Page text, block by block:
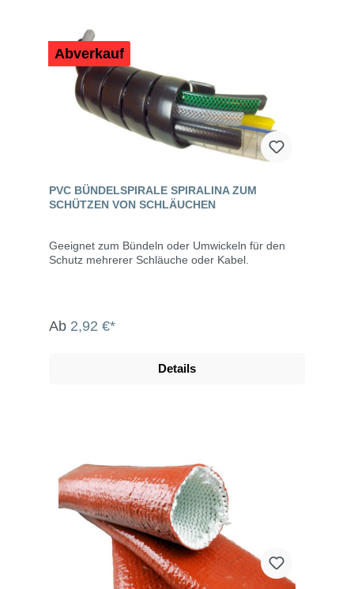
Abverkauf
PVC BÜNDELSPIRALE SPIRALINA ZUM
SCHÜTZEN VON SCHLÄUCHEN
Geeignet zum Bündeln oder Umwickeln für den
Schutz mehrerer Schläuche oder Kabel.
Ab 2,92 €*
Details